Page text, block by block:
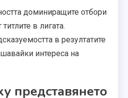
доминиращите отбори
в лигата.
в резултатите
интереса на
представянето